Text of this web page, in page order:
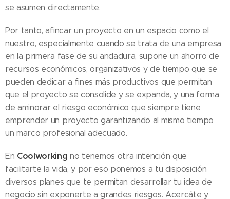
se asumen directamente.
Por tanto, afincar un proyecto en un espacio como el
nuestro, especialmente cuando se trata de una empresa
en la primera fase de su andadura, supone un ahorro de
recursos económicos, organizativos y de tiempo que se
pueden dedicar a fines más productivos que permitan
que el proyecto se consolide y se expanda, y una forma
de aminorar el riesgo económico que siempre tiene
emprender un proyecto garantizando al mismo tiempo
un marco profesional adecuado.
En Coolworking no tenemos otra intención que
facilitarte la vida, y por eso ponemos a tu disposición
diversos planes que te permitan desarrollar tu idea de
negocio sin exponerte a grandes riesgos. Acercáte y